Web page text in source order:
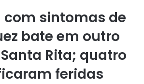
com sintomas de
bate em outro
Rita; quatro
feridas